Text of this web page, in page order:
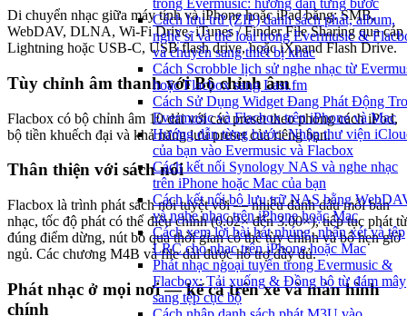
trong Evermusic: hướng dẫn từng bước
Cách lưu trữ (ZIP) danh sách phát, album,
nghệ sĩ và thể loại trong Evermusic &
và chuyển sang thiết bị khác
Cách Scrobble lịch sử nghe nhạc từ
hoặc Flacbox sang Last.fm
Cách Sử Dụng Widget Đang Phát Động
Evermusic và Flacbox trên iPhone và Mac
Hướng dẫn từng bước: Nhập thư viện
của bạn vào Evermusic và Flacbox
Cách kết nối Synology NAS và nghe nhạc
trên iPhone hoặc Mac của bạn
Cách kết nối bộ lưu trữ NAS bằng
và nghe nhạc trên iPhone hoặc Mac
Cách xem lời bài hát nhúng, nhận xét và tệp
LRC cho nhạc trên iPhone hoặc Mac
Phát nhạc ngoại tuyến trong Evermusic &
Flacbox: Tải xuống & Đồng bộ từ đám mây
sang tệp cục bộ
Di chuyển nhạc giữa máy tính và iPhone hoặc iPad bằng: SMB,
WebDAV, DLNA, Wi-Fi Drive, iTunes / Finder File Sharing qua cáp
Lightning hoặc USB-C, USB flash drive, hoặc iXpand Flash Drive.
Tùy chỉnh âm thanh với Bộ chỉnh âm
Flacbox có bộ chỉnh âm 10 dải với các preset theo phong cách iPod,
bộ tiền khuếch đại và khả năng lưu preset của riêng bạn.
Thân thiện với sách nói
Flacbox là trình phát sách nói tuyệt vời — nhiều đánh dấu mỗi bản
nhạc, tốc độ phát có thể điều chỉnh (0.02× đến 3.00×), tiếp tục phát từ
đúng điểm dừng, nút bỏ qua thời gian có thể tùy chỉnh và bộ hẹn giờ
ngủ. Các chương M4B và file dài được hỗ trợ đầy đủ.
Phát nhạc ở mọi nơi — kể cả trên xe và màn hình
chính